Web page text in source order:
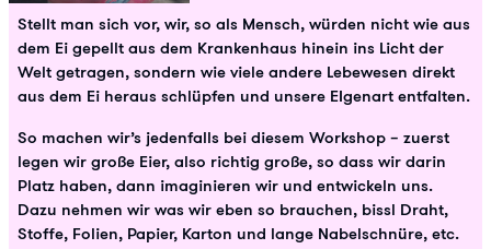
Stellt man sich vor, wir, so als Mensch, würden nicht wie aus
dem Ei gepellt aus dem Krankenhaus hinein ins Licht der
Welt getragen, sondern wie viele andere Lebewesen direkt
aus dem Ei heraus schlüpfen und unsere EIgenart entfalten.
So machen wir’s jedenfalls bei diesem Workshop – zuerst
legen wir große Eier, also richtig große, so dass wir darin
Platz haben, dann imaginieren wir und entwickeln uns.
Dazu nehmen wir was wir eben so brauchen, bissl Draht,
Stoffe, Folien, Papier, Karton und lange Nabelschnüre, etc.